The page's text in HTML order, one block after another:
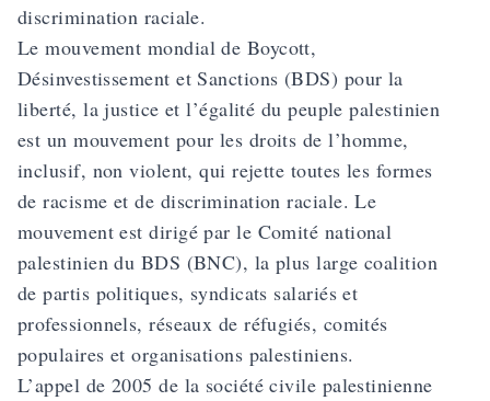
discrimination raciale.
Le mouvement mondial de Boycott,
Désinvestissement et Sanctions (BDS) pour la
liberté, la justice et l’égalité du peuple palestinien
est un mouvement pour les droits de l’homme,
inclusif, non violent, qui rejette toutes les formes
de racisme et de discrimination raciale. Le
mouvement est dirigé par le Comité national
palestinien du BDS (BNC), la plus large coalition
de partis politiques, syndicats salariés et
professionnels, réseaux de réfugiés, comités
populaires et organisations palestiniens.
L’appel de 2005 de la société civile palestinienne